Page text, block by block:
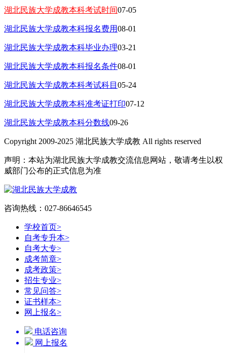
湖北民族大学成教本科考试时间07-05
湖北民族大学成教本科报名费用08-01
湖北民族大学成教本科毕业办理03-21
湖北民族大学成教本科报名条件08-01
湖北民族大学成教本科考试科目 05-24
湖北民族大学成教本科准考证打印07-12
湖北民族大学成教本科分数线09-26
Copyright 2009-2025 湖北民族大学成教 All rights reserved
声明：本站为湖北民族大学成教交流信息网站，敬请考生以权
威部门公布的正式信息为准
咨询热线：027-86646545
学校首页>
自考专升本>
自考大专>
成考简章>
成考政策>
招生专业>
常见问答>
证书样本>
网上报名>
电话咨询
网上报名